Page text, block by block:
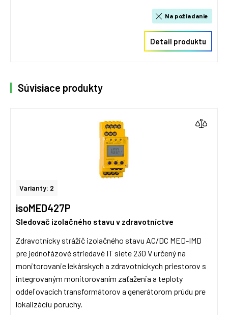
Na požiadanie
Detail produktu
Súvisiace produkty
Varianty: 2
isoMED427P
Sledovač izolačného stavu v zdravotníctve
Zdravotnícky strážič izolačného stavu AC/DC MED-IMD
pre jednofázové striedavé IT siete 230 V určený na
monitorovanie lekárskych a zdravotníckych priestorov s
integrovaným monitorovaním zaťaženia a teploty
oddeľovacích transformátorov a generátorom prúdu pre
lokalizáciu poruchy.